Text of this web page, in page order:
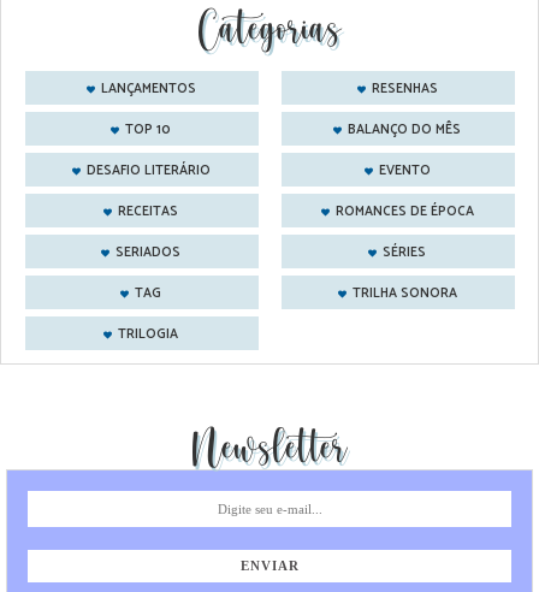
Categorias
LANÇAMENTOS
RESENHAS
TOP 10
BALANÇO DO MÊS
DESAFIO LITERÁRIO
EVENTO
RECEITAS
ROMANCES DE ÉPOCA
SERIADOS
SÉRIES
TAG
TRILHA SONORA
TRILOGIA
Newsletter